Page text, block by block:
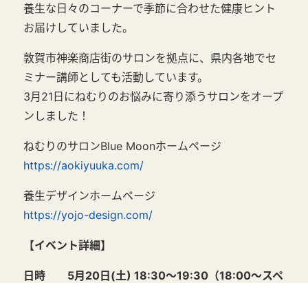
養生な日々のコーナーで季節に合わせた健康ヒント
お届けしていました。
敦賀市神楽商店街のサロンを拠点に、県内各地でセ
ミナー講師としても活動しています。
3月21日にねむりのお悩みに寄り添うサロンをオープ
ンしました！
ねむりのサロンBlue Moonホームページ
https://aokiyuuka.com/
養生デザインホームページ
https://yojo-design.com/
【イベント詳細】
日時 5月20日(土) 18:30～19:30（18:00～スペ